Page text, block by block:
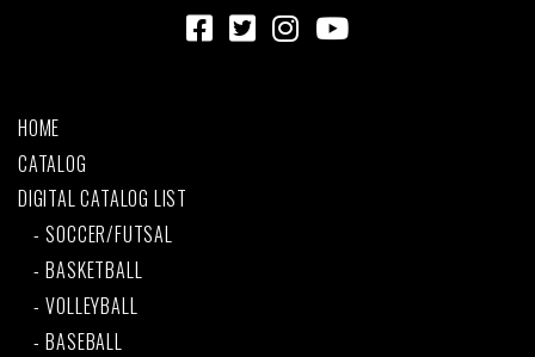
HOME
CATALOG
DIGITAL CATALOG LIST
SOCCER/FUTSAL
BASKETBALL
VOLLEYBALL
BASEBALL